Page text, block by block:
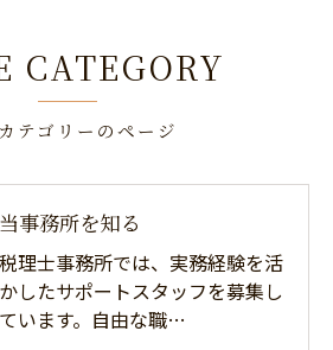
テゴリーのページ
CATEGORY
当事務所を知る
税理士事務所では、実務経験を活
かしたサポートスタッフを募集し
ています。自由な職…